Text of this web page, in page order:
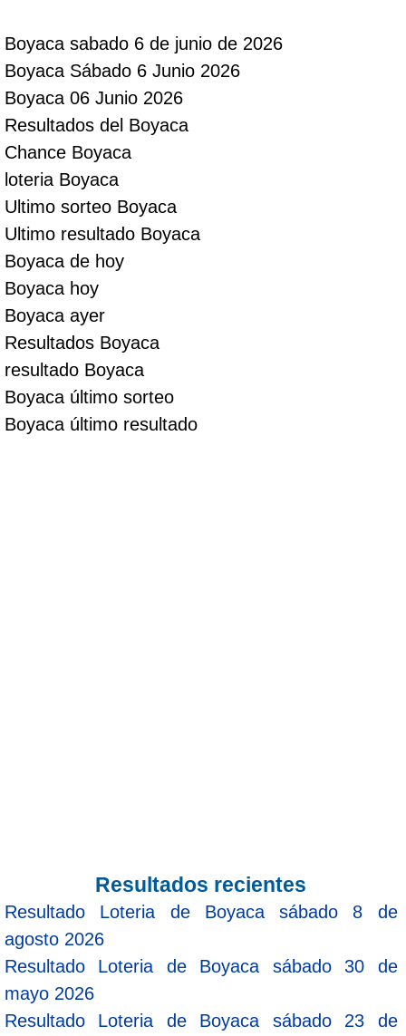
Boyaca sabado 6 de junio de 2026
Boyaca Sábado 6 Junio 2026
Boyaca 06 Junio 2026
Resultados del Boyaca
Chance Boyaca
loteria Boyaca
Ultimo sorteo Boyaca
Ultimo resultado Boyaca
Boyaca de hoy
Boyaca hoy
Boyaca ayer
Resultados Boyaca
resultado Boyaca
Boyaca último sorteo
Boyaca último resultado
Resultados recientes
Resultado Loteria de Boyaca sábado 8 de
agosto 2026
Resultado Loteria de Boyaca sábado 30 de
mayo 2026
Resultado Loteria de Boyaca sábado 23 de